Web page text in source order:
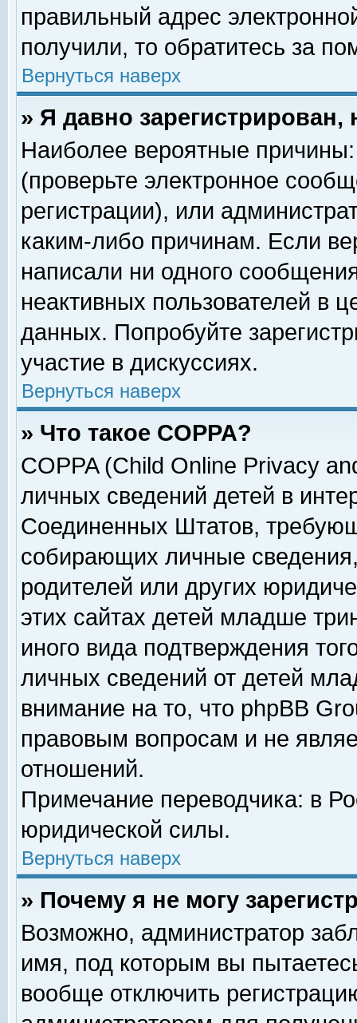
правильный адрес
получили, то обратитесь за
Вернуться наверх
» Я давно
Наиболее вероятные
(проверьте электронное
регистрации), или
каким-либо причинам. Если
написали ни одного
неактивных пользователей в
данных. Попробуйте
участие в дискуссиях.
Вернуться наверх
» Что такое COPPA?
COPPA (Child Online Privacy
личных сведений детей в
Соединенных Штатов,
собирающих личные
родителей или других
этих сайтах детей младше
иного вида подтверждения
личных сведений от детей
внимание на то, что phpBB
правовым вопросам и не
отношений.
Примечание переводчика: в
юридической силы.
Вернуться наверх
» Почему я не могу
Возможно, администратор
имя, под которым вы
вообще отключить